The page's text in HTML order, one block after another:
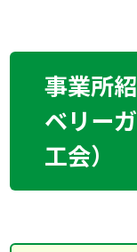
事業所
ベリー
工会）